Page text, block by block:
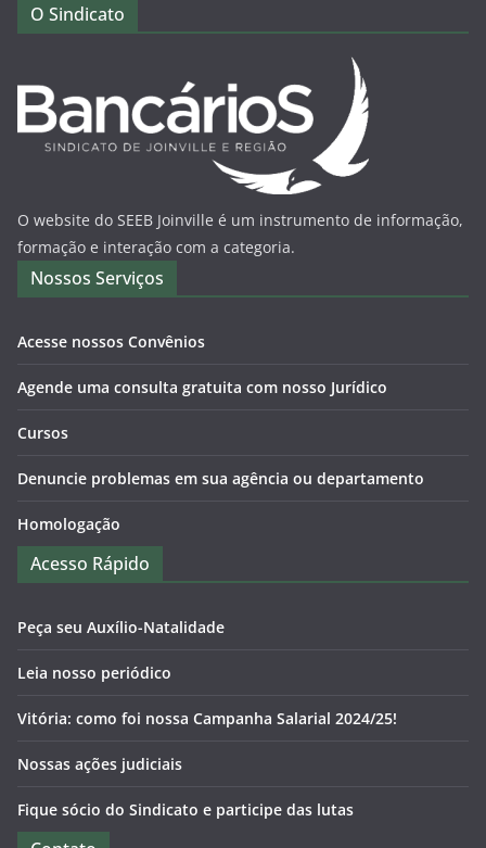
O Sindicato
O website do SEEB Joinville é um instrumento de informação,
formação e interação com a categoria.
Nossos Serviços
Acesse nossos Convênios
Agende uma consulta gratuita com nosso Jurídico
Cursos
Denuncie problemas em sua agência ou departamento
Homologação
Acesso Rápido
Peça seu Auxílio-Natalidade
Leia nosso periódico
Vitória: como foi nossa Campanha Salarial 2024/25!
Nossas ações judiciais
Fique sócio do Sindicato e participe das lutas